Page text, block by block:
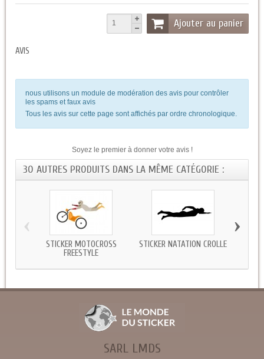
Ajouter au panier
AVIS
nous utilisons un module de modération des avis pour contrôler
les spams et faux avis
Tous les avis sur cette page sont affichés par ordre chronologique.
Soyez le premier à donner votre avis !
30 AUTRES PRODUITS DANS LA MÊME CATÉGORIE :
STICKER MOTOCROSS
FREESTYLE
STICKER NATATION CROLLE
‹ ›
SARL LMDS